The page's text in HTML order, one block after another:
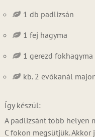
1 db padlizsán
1 fej hagyma
1 gerezd fokhagyma
kb. 2 evőkanál
Így készül:
A padlizsánt több helyen
C fokon megsütjük.